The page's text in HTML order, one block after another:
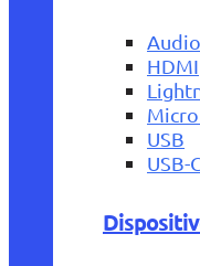
HDMI
Micro
USB
USB-